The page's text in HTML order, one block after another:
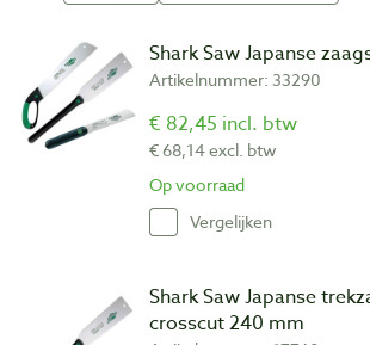
Shark Saw Japanse
Artikelnummer: 33290
€ 82,45 incl. btw
€ 68,14 excl. btw
Op voorraad
Vergelijken
Shark Saw Japanse
crosscut 240 mm